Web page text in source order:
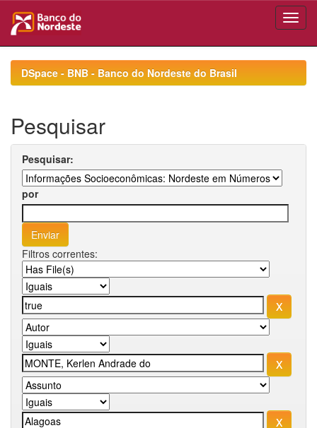
navigationDSpace - BNB - Banco do Nordeste do Brasil
Pesquisar
Pesquisar:
por
Filtros correntes: